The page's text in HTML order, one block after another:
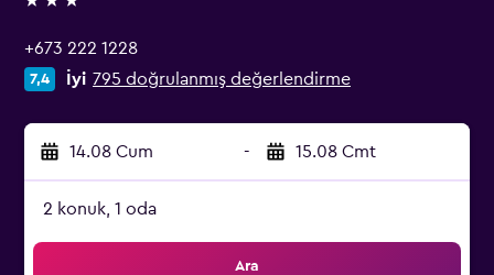
3 yıldız
+673 222 1228
7,4 İyi 795 doğrulanmış değerlendirme
14.08 Cum - 15.08 Cmt
2 konuk, 1 oda
Ara